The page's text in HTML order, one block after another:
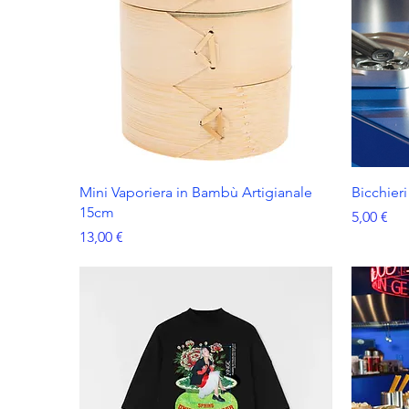
Mini Vaporiera in Bambù Artigianale
15cm
Prezzo
13,00 €
Bicchieri
Prezzo
5,00 €